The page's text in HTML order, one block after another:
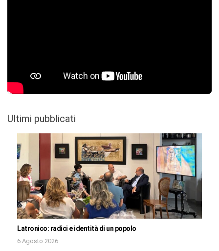
Ultimi pubblicati
Latronico: radici e identità di un popolo
6 Agosto 2026